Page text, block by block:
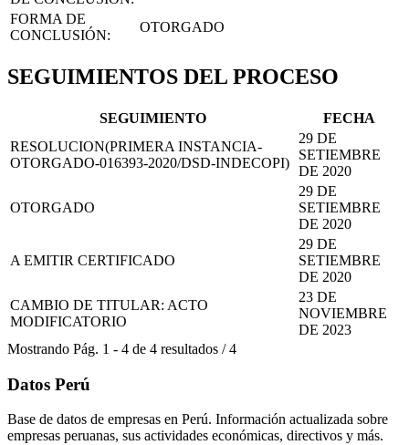
FORMA DE
CONCLUSIÓN:
OTORGADO
SEGUIMIENTOS DEL PROCESO
SEGUIMIENTO
FECHA
RESOLUCION(PRIMERA INSTANCIA-
OTORGADO-016393-2020/DSD-INDECOPI)
29 DE
SETIEMBRE
DE 2020
OTORGADO
29 DE
SETIEMBRE
DE 2020
A EMITIR CERTIFICADO
29 DE
SETIEMBRE
DE 2020
CAMBIO DE TITULAR: ACTO
MODIFICATORIO
23 DE
NOVIEMBRE
DE 2023
Mostrando Pág. 1 - 4 de 4 resultados /4
Datos Perú
Base de datos de empresas en Perú. Información actualizada sobre
empresas peruanas, sus actividades económicas, directivos y más.